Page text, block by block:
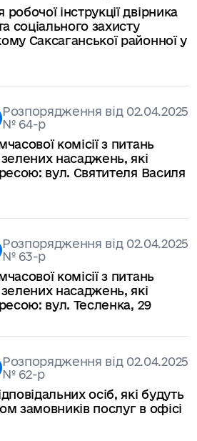
інструкції двірника
соціального захисту
Саксаганської районної у
Розпорядження від 02.04.2025
№ 64-р
комісії з питань
насаджень, які
вул. Святителя Василя
Розпорядження від 02.04.2025
№ 63-р
комісії з питань
насаджень, які
вул. Тесленка, 29
Розпорядження від 02.04.2025
№ 62-р
осіб, які будуть
замовників послуг в офісі